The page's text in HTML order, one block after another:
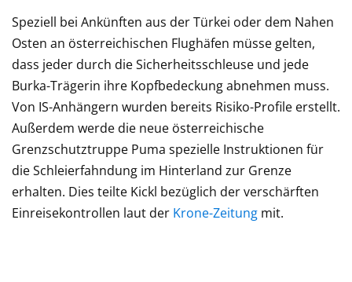
Speziell bei Ankünften aus der Türkei oder dem Nahen
Osten an österreichischen Flughäfen müsse gelten,
dass jeder durch die Sicherheitsschleuse und jede
Burka-Trägerin ihre Kopfbedeckung abnehmen muss.
Von IS-Anhängern wurden bereits Risiko-Profile erstellt.
Außerdem werde die neue österreichische
Grenzschutztruppe Puma spezielle Instruktionen für
die Schleierfahndung im Hinterland zur Grenze
erhalten. Dies teilte Kickl bezüglich der verschärften
Einreisekontrollen laut der Krone-Zeitung mit.